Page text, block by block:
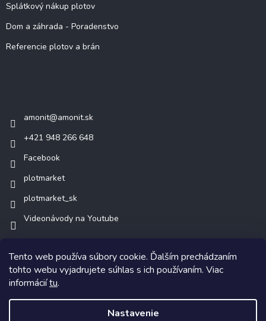
Tento web používa súbory cookie. Ďalším prechádzaním
tohto webu vyjadrujete súhlas s ich používaním. Viac
informáciítu.
Nastavenie
Splátkový nákup plotov
Dom a záhrada - Poradenstvo
Referencie plotov a brán
amonit@amonit.sk
+421 948 266 648
Facebook
plotmarket
plotmarket_sk
Videonávody na Youtube
Copyright 2026AMONIT.sk. Všetky práva vyhradené.